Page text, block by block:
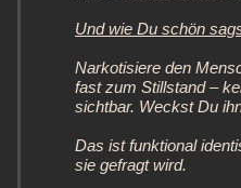
Und wie Du schön
Narkotisiere den
fast zum Stillstand –
sichtbar. Weckst Du
Das ist funktional
sie gefragt wird.